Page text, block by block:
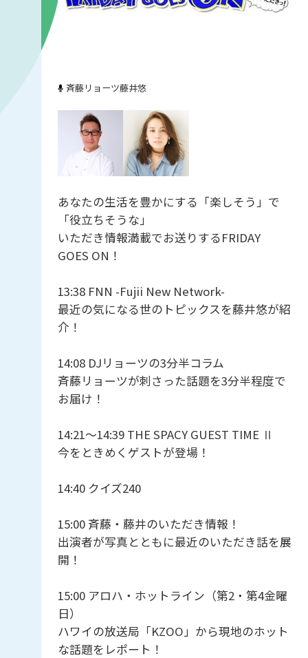
斉藤リョーツ藤井悠
あなたの生活を豊かにする「楽しそう」で
「役立ちそうな」
いただき情報満載でお送りするFRIDAY
GOES ON！
13:38 FNN -Fujii New Network-
最近の気になる世のトピックスを藤井悠が紹
介！
14:08 DJリョーツの3分半コラム
斉藤リョーツが刺さった話題を3分半程度で
お届け！
14:21〜14:39 THE SPACY GUEST TIME Ⅱ
今をときめくゲストが登場！
14:40 クイズ240
15:00 斉藤・藤井のいただき情報！
出演者が写真とともに最近のいただき話を展
開！
15:00 アロハ・ホットライン（第2・第4金曜
日）
ハワイの放送局「KZOO」から現地のホット
な話題をレポート！